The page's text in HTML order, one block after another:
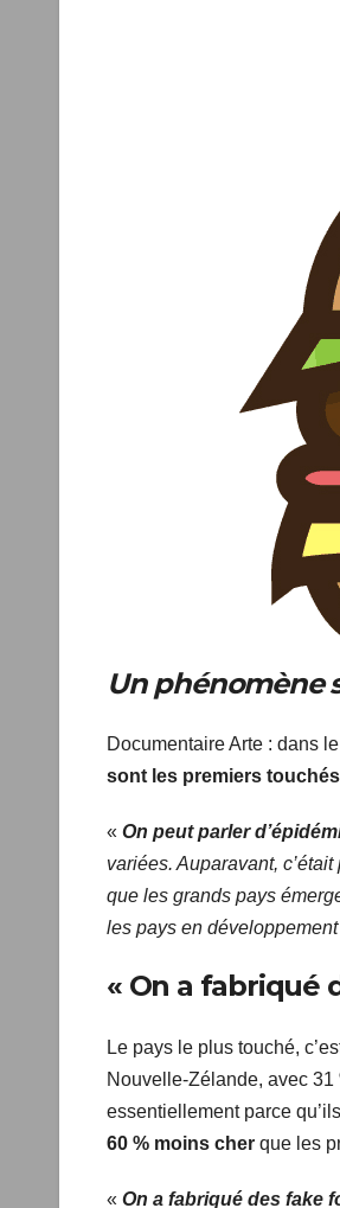
Un phénomène
Documentaire Arte : dans
sont les premiers touchés
« On peut parler
variées. Auparavant,
que les grands pays
les pays en développement
« On a fabriqué
Le pays le plus touché,
Nouvelle-Zélande, avec 31
essentiellement parce
moyenne60 % moins cher
« On a fabriqué des fake